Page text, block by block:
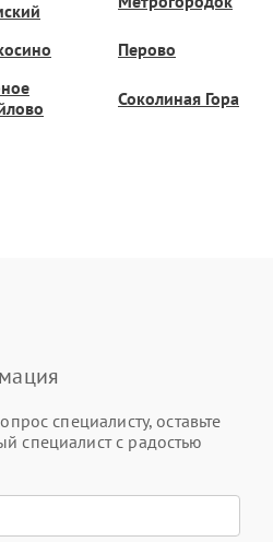
Перово
Соколиная Гора
специалисту, оставьте
специалист с радостью